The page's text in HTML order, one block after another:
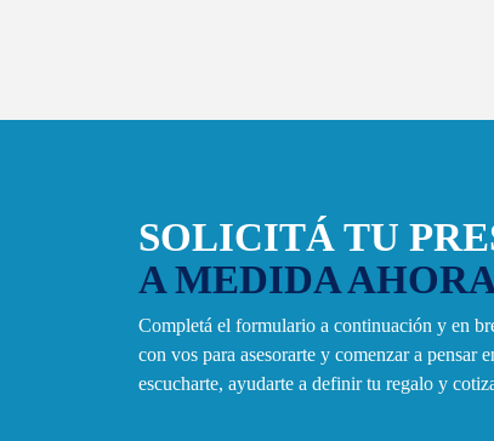
SOLICITÁ TU
A MEDIDA
Completá el formulario a continuación y en
con vos para asesorarte y comenzar a pensar
escucharte, ayudarte a definir tu regalo y